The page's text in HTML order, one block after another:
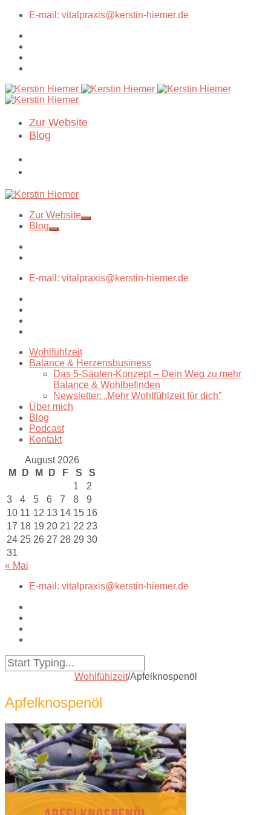
E-mail: vitalpraxis@kerstin-hiemer.de
Zur Website
Blog
Zur Website
Blog
E-mail: vitalpraxis@kerstin-hiemer.de
Wohlfühlzeit
Balance & Herzensbusiness
Das 5-Säulen-Konzept – Dein Weg zu mehr
Balance & Wohlbefinden
Newsletter: „Mehr Wohlfühlzeit für dich”
Über mich
Blog
Podcast
Kontakt
August 2026
M
D M D F S
S
1
2
3
4 5 6 7 8
9
10 11 12 13 14 15 16
17 18 19 20 21 22 23
24 25 26 27 28 29 30
31
« Mai
E-mail: vitalpraxis@kerstin-hiemer.de
Wohlfühlzeit/Apfelknospenöl
Apfelknospenöl